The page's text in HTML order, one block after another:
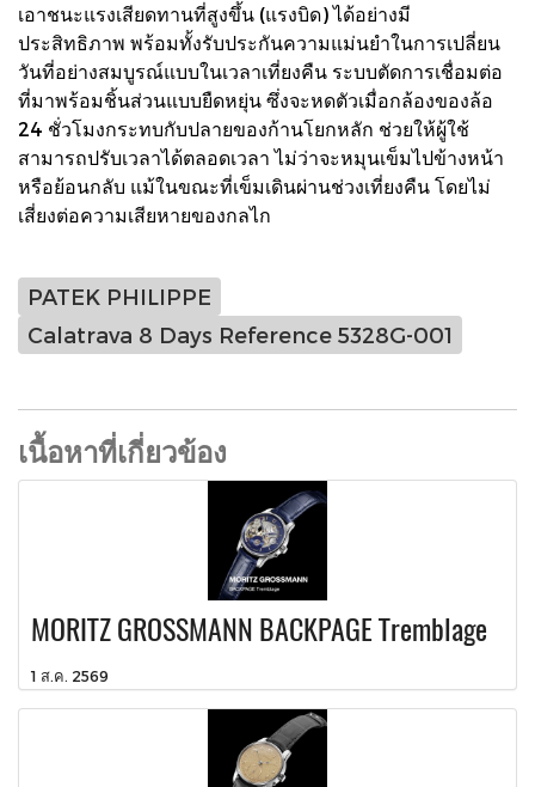
เอาชนะแรงเสียดทานที่สูงขึ้น (แรงบิด) ได้อย่างมี
ประสิทธิภาพ พร้อมทั้งรับประกันความแม่นยำในการเปลี่ยน
วันที่อย่างสมบูรณ์แบบในเวลาเที่ยงคืน ระบบตัดการเชื่อมต่อ
ที่มาพร้อมชิ้นส่วนแบบยืดหยุ่น ซึ่งจะหดตัวเมื่อกล้องของล้อ
24 ชั่วโมงกระทบกับปลายของก้านโยกหลัก ช่วยให้ผู้ใช้
สามารถปรับเวลาได้ตลอดเวลา ไม่ว่าจะหมุนเข็มไปข้างหน้า
หรือย้อนกลับ แม้ในขณะที่เข็มเดินผ่านช่วงเที่ยงคืน โดยไม่
เสี่ยงต่อความเสียหายของกลไก
PATEK PHILIPPE
Calatrava 8 Days Reference 5328G-001
เนื้อหาที่เกี่ยวข้อง
MORITZ GROSSMANN BACKPAGE Tremblage
1 ส.ค. 2569